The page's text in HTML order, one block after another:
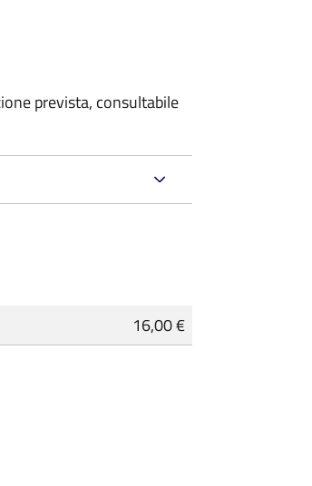
prevista, consultabile
16,00 €